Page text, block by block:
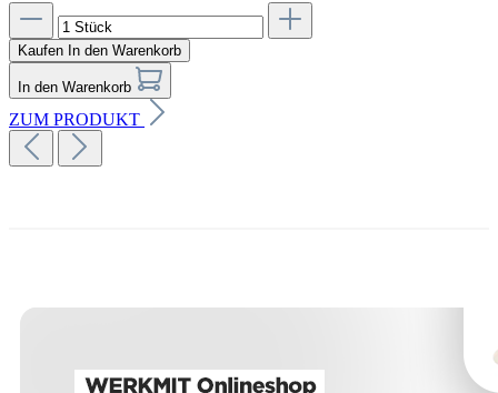
Kaufen In den Warenkorb
In den Warenkorb
ZUM PRODUKT